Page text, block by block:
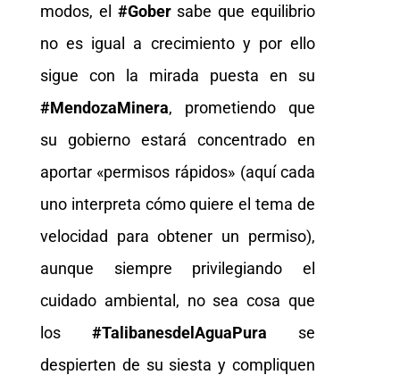
modos, el #Gobersabe que equilibrio
no es igual a crecimiento y por ello
sigue con la mirada puesta en su
#MendozaMinera, prometiendo que
su gobierno estará concentrado en
aportar «permisos rápidos» (aquí cada
uno interpreta cómo quiere el tema de
velocidad para obtener un permiso),
aunque siempre privilegiando el
cuidado ambiental, no sea cosa que
los#TalibanesdelAguaPura se
despierten de su siesta y compliquen